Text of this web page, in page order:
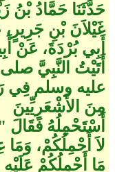
حَدَّثَنَا حَمَّادُ بْنُ
غَيْلاَنَ بْنِ
أَبِي بُرْدَةَ، عَنْ
أَتَيْتُ النَّبِيَّ صلى
عليه وسلم فِي
مِنَ الأَشْعَرِيِّينَ
أَسْتَحْمِلُهُ فَقَالَ
لاَ أَحْمِلُكُمْ، وَمَا
مَا أَحْمِلُكُمْ